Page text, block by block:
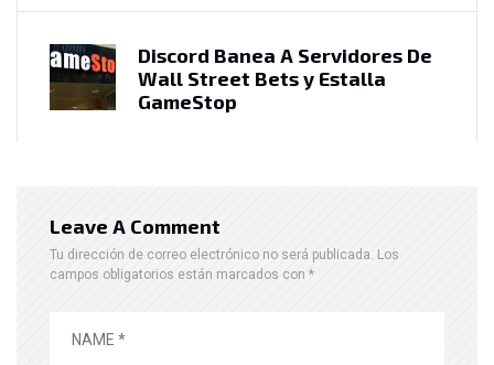
Discord Banea A Servidores De
Wall Street Bets y Estalla
GameStop
Leave A Comment
Tu dirección de correo electrónico no será publicada. Los
campos obligatorios están marcados con *